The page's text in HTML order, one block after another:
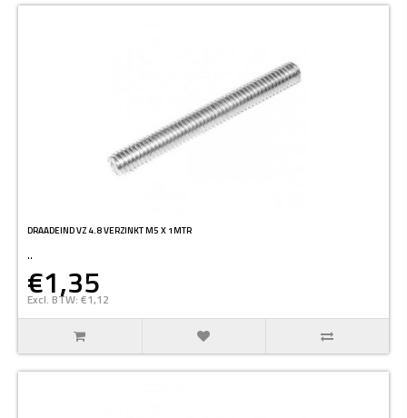
DRAADEIND VZ 4.8 VERZINKT M5 X 1MTR
..
€1,35
Excl. BTW: €1,12